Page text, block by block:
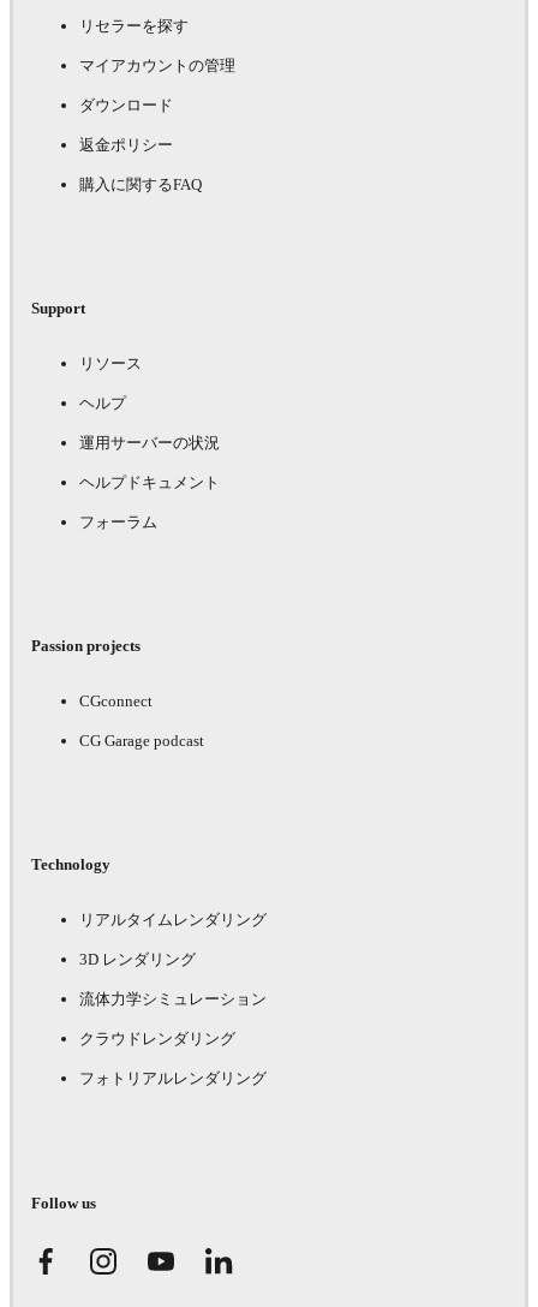
リセラーを探す
マイアカウントの管理
ダウンロード
返金ポリシー
購入に関するFAQ
Support
リソース
ヘルプ
運用サーバーの状況
ヘルプドキュメント
フォーラム
Passion projects
CGconnect
CG Garage podcast
Technology
リアルタイムレンダリング
3D レンダリング
流体力学シミュレーション
クラウドレンダリング
フォトリアルレンダリング
Follow us